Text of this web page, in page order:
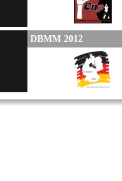
DBMM 2012